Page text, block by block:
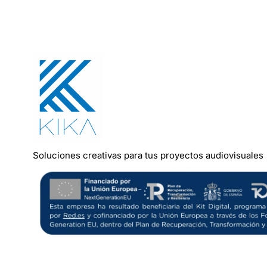
Soluciones creativas para tus proyectos audiovisuales